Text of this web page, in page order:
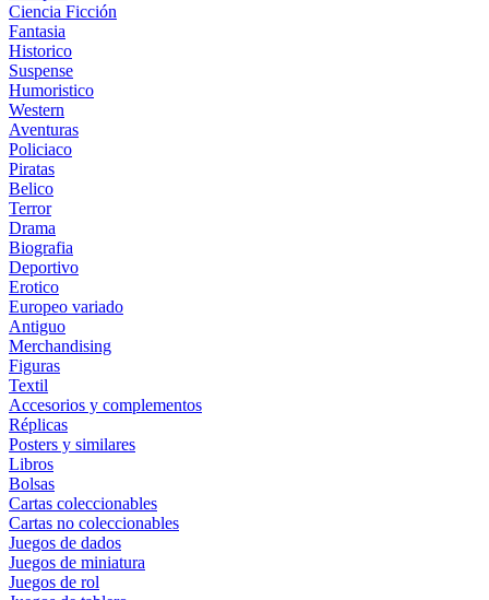
Ciencia Ficción
Fantasia
Historico
Suspense
Humoristico
Western
Aventuras
Policiaco
Piratas
Belico
Terror
Drama
Biografia
Deportivo
Erotico
Europeo variado
Antiguo
Merchandising
Figuras
Textil
Accesorios y complementos
Réplicas
Posters y similares
Libros
Bolsas
Cartas coleccionables
Cartas no coleccionables
Juegos de dados
Juegos de miniatura
Juegos de rol